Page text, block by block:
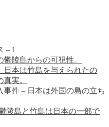
– 1
陵島からの可視性。
日本は竹島を与えられたの
実。
事件 – 日本は外国の島の立ち
陵島と竹島は日本の一部で